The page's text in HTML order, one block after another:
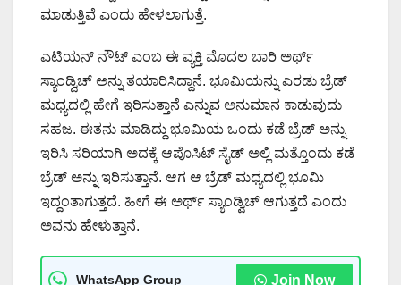
ಮಾಡುತ್ತಿವೆ ಎಂದು ಹೇಳಲಾಗುತ್ತೆ.
ಎಟಿಯನ್ ನೌಟ್ ಎಂಬ ಈ ವ್ಯಕ್ತಿ ಮೊದಲ ಬಾರಿ ಅರ್ಥ್
ಸ್ಯಾಂಡ್ವಿಚ್ ಅನ್ನು ತಯಾರಿಸಿದ್ದಾನೆ. ಭೂಮಿಯನ್ನು ಎರಡು ಬ್ರೆಡ್
ಮಧ್ಯದಲ್ಲಿ ಹೇಗೆ ಇರಿಸುತ್ತಾನೆ ಎನ್ನುವ ಅನುಮಾನ ಕಾಡುವುದು
ಸಹಜ. ಈತನು ಮಾಡಿದ್ದು ಭೂಮಿಯ ಒಂದು ಕಡೆ ಬ್ರೆಡ್ ಅನ್ನು
ಇರಿಸಿ ಸರಿಯಾಗಿ ಅದಕ್ಕೆ ಆಪೊಸಿಟ್ ಸೈಡ್ ಅಲ್ಲಿ ಮತ್ತೊಂದು ಕಡೆ
ಬ್ರೆಡ್ ಅನ್ನು ಇರಿಸುತ್ತಾನೆ. ಆಗ ಆ ಬ್ರೆಡ್ ಮಧ್ಯದಲ್ಲಿ ಭೂಮಿ
ಇದ್ದಂತಾಗುತ್ತದೆ. ಹೀಗೆ ಈ ಅರ್ಥ್ ಸ್ಯಾಂಡ್ವಿಚ್ ಆಗುತ್ತದೆ ಎಂದು
ಅವನು ಹೇಳುತ್ತಾನೆ.
WhatsApp Group Join Now